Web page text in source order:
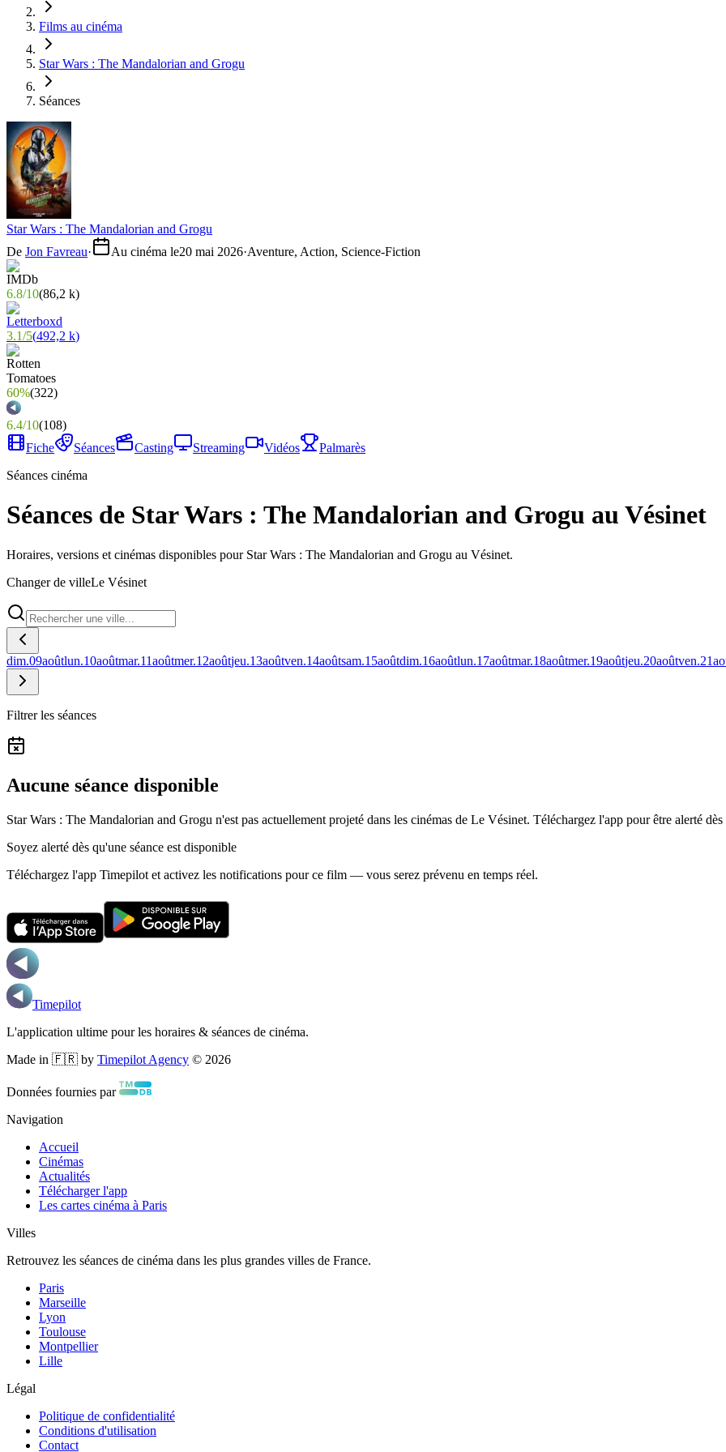
Films au cinéma
Star Wars : The Mandalorian and Grogu
Séances
Star Wars : The Mandalorian and Grogu
De Jon Favreau· Au cinéma le20 mai 2026·Aventure, Action, Science-Fiction
6.8/10(86,2 k)
3.1/5(492,2 k)
60%(322)
6.4/10(108)
Fiche
Séances Casting Streaming Vidéos
Palmarès
Séances cinéma
Séances de Star Wars : The Mandalorian and Grogu au Vésinet
Horaires, versions et cinémas disponibles pour Star Wars : The Mandalorian and Grogu au Vésinet.
Changer de villeLe Vésinet
dim.09aoûtlun.10aoûtmar.11aoûtmer.12aoûtjeu.13aoûtven.14aoûtsam.15aoûtdim.16aoûtlun.17aoûtmar.18aoûtmer.19aoûtjeu.20aoûtven.21
Filtrer les séances
Aucune séance disponible
Star Wars : The Mandalorian and Grogu n'est pas actuellement projeté dans les cinémas de Le Vésinet. Téléchargez l'app pour être alerté
Soyez alerté dès qu'une séance est disponible
Téléchargez l'app Timepilot et activez les notifications pour ce film — vous serez prévenu en temps réel.
Timepilot
L'application ultime pour les horaires & séances de cinéma.
Made in 🇫🇷 by Timepilot Agency © 2026
Données fournies par
Navigation
Accueil
Cinémas
Actualités
Télécharger l'app
Les cartes cinéma à Paris
Villes
Retrouvez les séances de cinéma dans les plus grandes villes de France.
Paris
Marseille
Lyon
Toulouse
Montpellier
Lille
Légal
Politique de confidentialité
Conditions d'utilisation
Contact